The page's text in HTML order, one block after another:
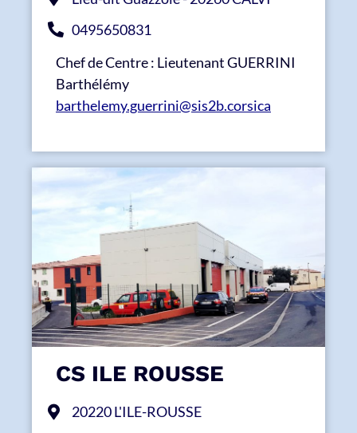
0495650831
Chef de Centre : Lieutenant GUERRINI
Barthélémy
barthelemy.guerrini@sis2b.corsica
CS ILE ROUSSE
20220 L'ILE-ROUSSE